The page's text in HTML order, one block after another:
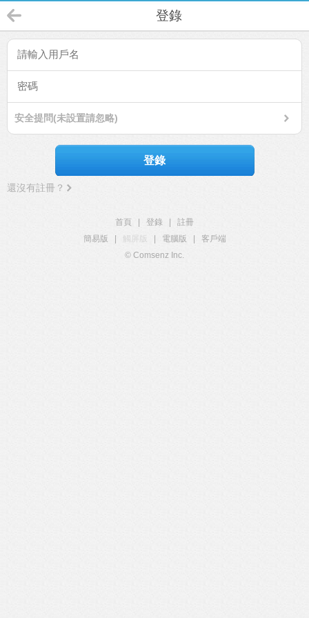
登錄
安全提問(未設置請忽略)
登錄
還沒有註冊？
首頁 登錄
註冊
簡易版
觸屏版 電腦版
客戶端
© Comsenz Inc.